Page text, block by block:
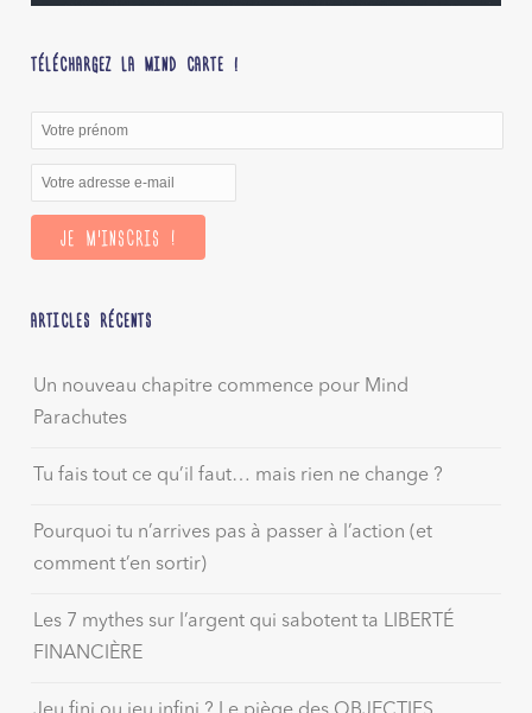
TÉLÉCHARGEZ LA MIND CARTE !
ARTICLES RÉCENTS
Un nouveau chapitre commence pour Mind
Parachutes
Tu fais tout ce qu’il faut… mais rien ne change ?
Pourquoi tu n’arrives pas à passer à l’action (et
comment t’en sortir)
Les 7 mythes sur l’argent qui sabotent ta LIBERTÉ
FINANCIÈRE